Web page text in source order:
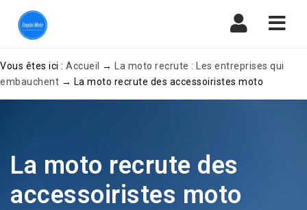
Vous êtes ici : Accueil →
La moto recrute : Les entreprises qui
embauchent → La moto recrute des accessoiristes moto
La moto recrute des
accessoiristes moto